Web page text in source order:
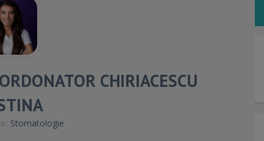
CHIRIACESCU
Stomatologie